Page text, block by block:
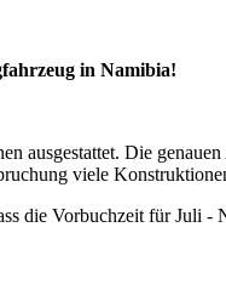
in Namibia!
ausgestattet. Die
viele
die Vorbuchzeit für Juli -